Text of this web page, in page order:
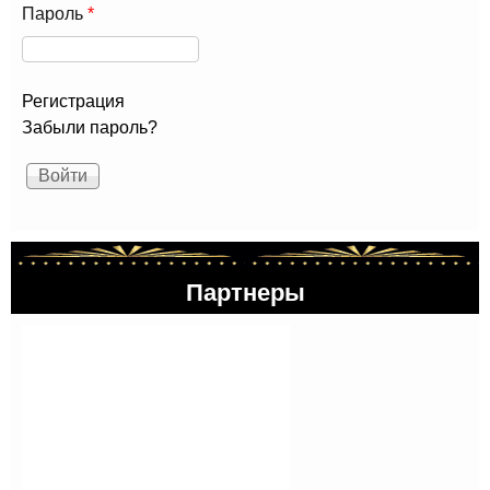
Пароль *
Регистрация
Забыли пароль?
Партнеры